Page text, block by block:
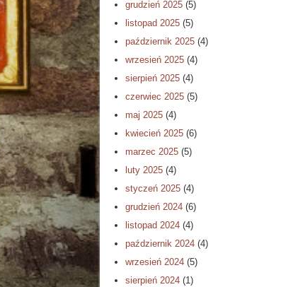
grudzień 2025 (5)
listopad 2025 (5)
październik 2025 (4)
wrzesień 2025 (4)
sierpień 2025 (4)
czerwiec 2025 (5)
maj 2025 (4)
kwiecień 2025 (6)
marzec 2025 (5)
luty 2025 (4)
styczeń 2025 (4)
grudzień 2024 (6)
listopad 2024 (4)
październik 2024 (4)
wrzesień 2024 (5)
sierpień 2024 (1)